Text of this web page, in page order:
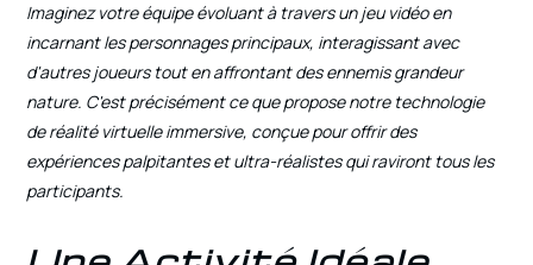
Imaginez votre équipe évoluant à travers un jeu vidéo en
incarnant les personnages principaux, interagissant avec
d'autres joueurs tout en affrontant des ennemis grandeur
nature. C'est précisément ce que propose notre technologie
de réalité virtuelle immersive, conçue pour offrir des
expériences palpitantes et ultra-réalistes qui raviront tous les
participants.